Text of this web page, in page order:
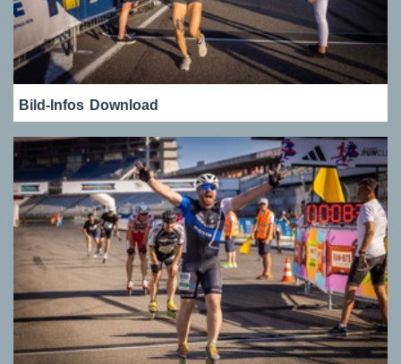
Bild-Infos Download